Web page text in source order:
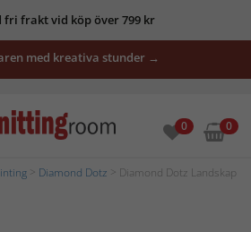
frakt vid köp över 799 kr
med kreativa stunder →
0 0
Diamond Dotz > Diamond Dotz Landskap